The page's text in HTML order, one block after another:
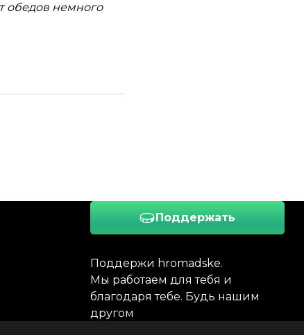
обедов немного
Поддержать
Поддержи hromadske.
Мы работаем для тебя и
благодаря тебе. Будь нашим
другом